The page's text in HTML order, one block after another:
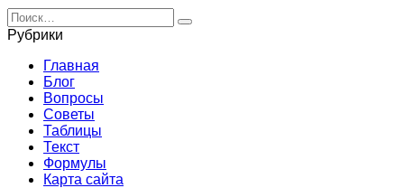
Search
for:
Рубрики
Главная
Блог
Вопросы
Советы
Таблицы
Текст
Формулы
Карта сайта